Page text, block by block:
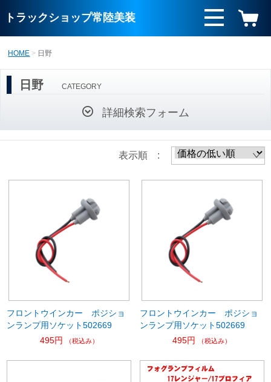
トラックショップ常陸美装
HOME 日野
日野 CATEGORY
詳細検索フォーム
表示順 :
フロントウインカー ポジショ
ンランプ用ソケット502669
495円
（税込み）
フロントウインカー ポジショ
ンランプ用ソケット502669
495円
（税込み）